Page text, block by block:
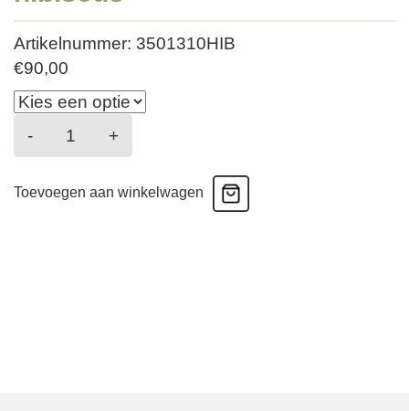
Artikelnummer: 3501310HIB
€90,00
-
Lovelace
Cup
+
Toevoegen aan winkelwagen